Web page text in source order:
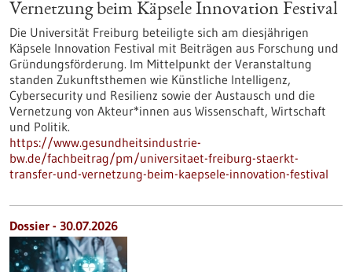
Vernetzung beim Käpsele Innovation Festival
Die Universität Freiburg beteiligte sich am diesjährigen
Käpsele Innovation Festival mit Beiträgen aus Forschung und
Gründungsförderung. Im Mittelpunkt der Veranstaltung
standen Zukunftsthemen wie Künstliche Intelligenz,
Cybersecurity und Resilienz sowie der Austausch und die
Vernetzung von Akteur*innen aus Wissenschaft, Wirtschaft
und Politik.
https://www.gesundheitsindustrie-
bw.de/fachbeitrag/pm/universitaet-freiburg-staerkt-
transfer-und-vernetzung-beim-kaepsele-innovation-festival
Dossier - 30.07.2026